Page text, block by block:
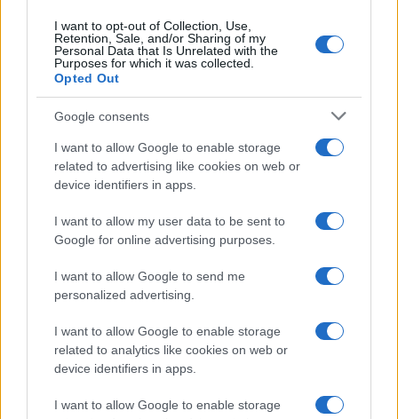
I want to opt-out of Collection, Use,
Retention, Sale, and/or Sharing of my
Personal Data that Is Unrelated with the
Purposes for which it was collected.
Opted Out
Google consents
I want to allow Google to enable storage
related to advertising like cookies on web or
device identifiers in apps.
I want to allow my user data to be sent to
Google for online advertising purposes.
I want to allow Google to send me
personalized advertising.
I want to allow Google to enable storage
related to analytics like cookies on web or
device identifiers in apps.
I want to allow Google to enable storage
Michelle Hunziker in Gallura, bella anche dal
vivo: un amico vip svela come fa
Calangianus, dopo le polemiche il centro
accoglienza minori chiude
Olbia, divieto di sosta contro spaccio e degrado:
esplode la protesta
Pausa caffè impeccabile: come scegliere la
soluzione ideale per la casa e l’ufficio
Monte Pino, la fine di un lungo dolore: storia e